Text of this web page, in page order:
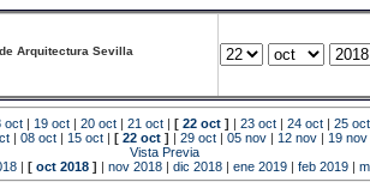
Arquitectura Sevilla
oct | 19 oct | 20 oct | 21 oct | [ 22 oct ] | 23 oct | 24 oct | 25 oct
| 08 oct | 15 oct | [ 22 oct ] | 29 oct | 05 nov | 12 nov | 19 nov
Previa
| [ oct 2018 ] | nov 2018 | dic 2018 | ene 2019 | feb 2019 |